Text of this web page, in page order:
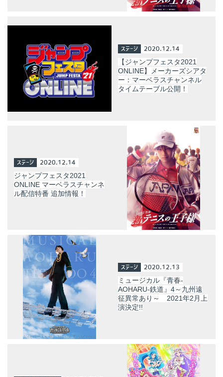
ステージ 2020.12.14
【ジャンプフェスタ2021
ONLINE】メーカーズシアタ
ー：マーベラスチャンネル
タイムテーブル公開！
ステージ 2020.12.14
ジャンプフェスタ2021
ONLINE マーベラスチャンネ
ル配信特番 追加情報！
ステージ 2020.12.13
ミュージカル『青春-
AOHARU-鉄道』4～九州遠
征異常あり～ 2021年2月上
演決定!!